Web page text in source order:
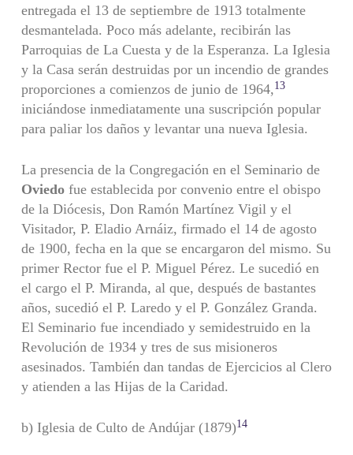
entregada el 13 de septiembre de 1913 totalmente
desmantelada. Poco más adelante, recibirán las
Parroquias de La Cuesta y de la Esperanza. La Iglesia
y la Casa serán destruidas por un incendio de grandes
proporciones a comienzos de junio de 1964,13
iniciándose inmediatamente una suscripción popular
para paliar los daños y levantar una nueva Iglesia.
La presencia de la Congregación en el Seminario de
Oviedofue establecida por convenio entre el obispo
de la Diócesis, Don Ramón Martínez Vigil y el
Visitador, P. Eladio Arnáiz, firmado el 14 de agosto
de 1900, fecha en la que se encargaron del mismo. Su
primer Rector fue el P. Miguel Pérez. Le sucedió en
el cargo el P. Miranda, al que, después de bastantes
años, sucedió el P. Laredo y el P. González Granda.
El Seminario fue incendiado y semidestruido en la
Revolución de 1934 y tres de sus misioneros
asesinados. También dan tandas de Ejercicios al Clero
y atienden a las Hijas de la Caridad.
b) Iglesia de Culto de Andújar (1879)14